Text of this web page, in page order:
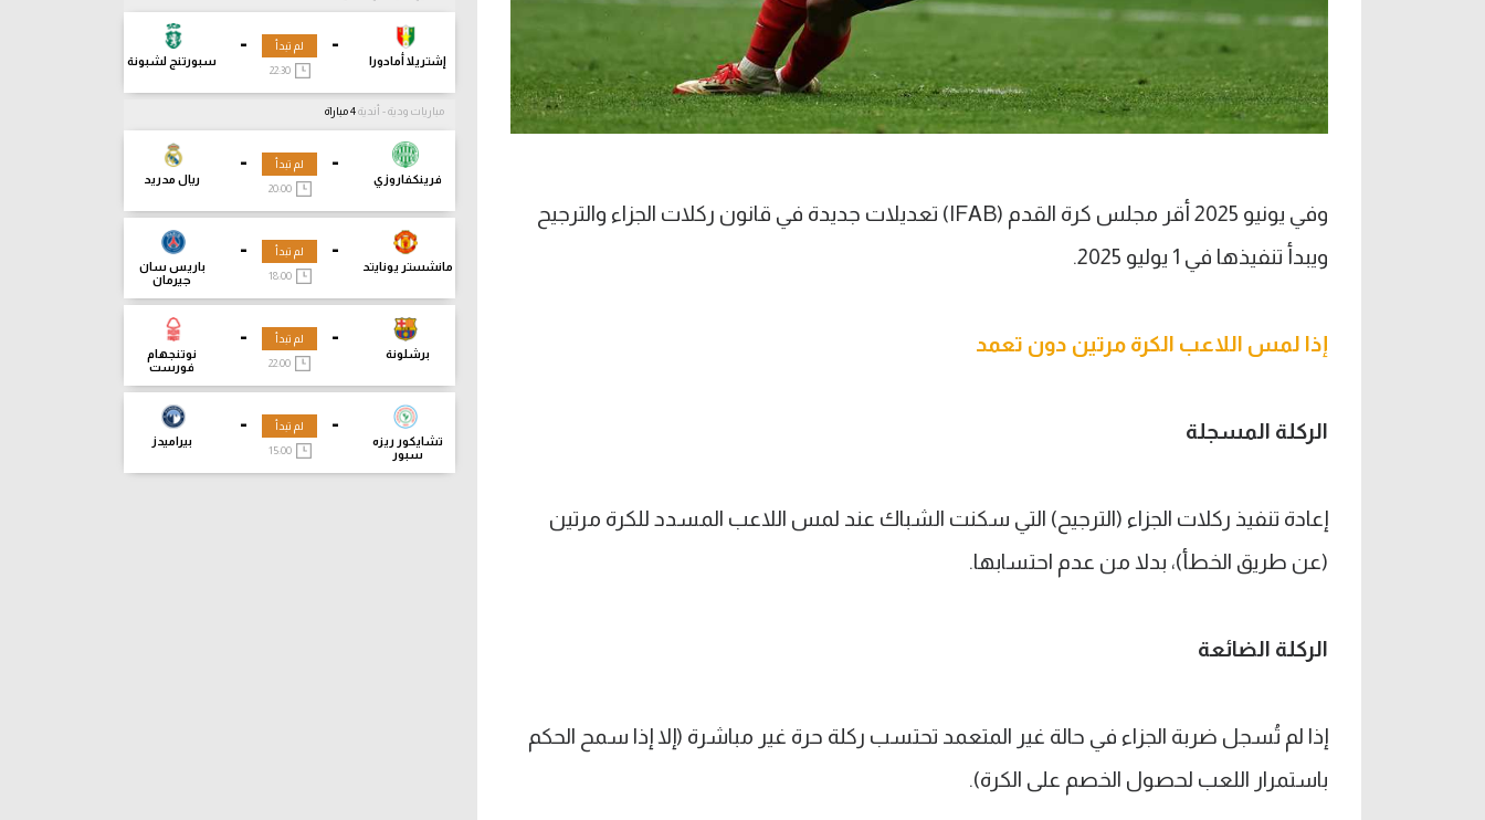
وفي يونيو 2025 أقر مجلس كرة القدم (IFAB) تعديلات جديدة في قانون ركلات الجزاء والترجيح
ويبدأ تنفيذها في 1 يوليو 2025.
إذا لمس اللاعب الكرة مرتين دون تعمد
الركلة المسجلة
إعادة تنفيذ ركلات الجزاء (الترجيح) التي سكنت الشباك عند لمس اللاعب المسدد للكرة مرتين
(عن طريق الخطأ)، بدلا من عدم احتسابها.
الركلة الضائعة
إذا لم تُسجل ضربة الجزاء في حالة غير المتعمد تحتسب ركلة حرة غير مباشرة (إلا إذا سمح الحكم
باستمرار اللعب لحصول الخصم على الكرة).
-
إشتريلا أمادورا
-
سبورتنج لشبونة
لم تبدأ
22:30
مباريات ودية - أندية
-
فرينكفاروزي
-
ريال مدريد
لم تبدأ
20:00
-
مانشستر يونايتد
-
باريس سان
جيرمان
لم تبدأ
18:00
-
برشلونة
-
نوتنجهام
فورست
لم تبدأ
-
تشايكور ريزه
سبور
-
بيراميدز
لم تبدأ
15:00